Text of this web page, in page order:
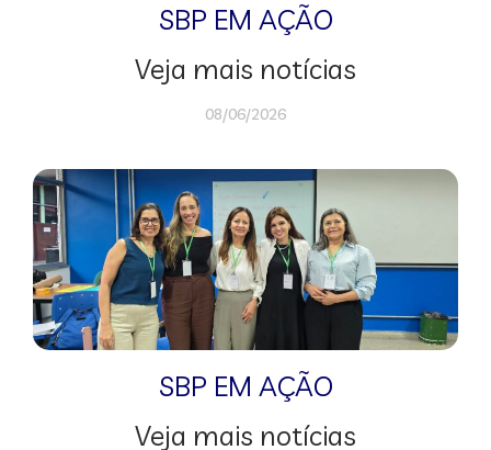
SBP EM AÇÃO
Veja mais notícias
08/06/2026
SBP EM AÇÃO
Veja mais notícias